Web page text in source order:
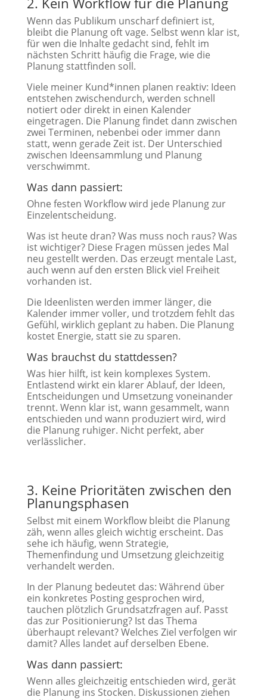
Wenn das Publikum unscharf definiert ist,
bleibt die Planung oft vage. Selbst wenn klar ist,
für wen die Inhalte gedacht sind, fehlt im
nächsten Schritt häufig die Frage, wie die
Planung stattfinden soll.
Viele meiner Kund*innen planen reaktiv: Ideen
entstehen zwischendurch, werden schnell
notiert oder direkt in einen Kalender
eingetragen. Die Planung findet dann zwischen
zwei Terminen, nebenbei oder immer dann
statt, wenn gerade Zeit ist. Der Unterschied
zwischen Ideensammlung und Planung
verschwimmt.
Was dann passiert:
Ohne festen Workflow wird jede Planung zur
Einzelentscheidung.
Was ist heute dran? Was muss noch raus? Was
ist wichtiger? Diese Fragen müssen jedes Mal
neu gestellt werden. Das erzeugt mentale Last,
auch wenn auf den ersten Blick viel Freiheit
vorhanden ist.
Die Ideenlisten werden immer länger, die
Kalender immer voller, und trotzdem fehlt das
Gefühl, wirklich geplant zu haben. Die Planung
kostet Energie, statt sie zu sparen.
Was brauchst du stattdessen?
Was hier hilft, ist kein komplexes System.
Entlastend wirkt ein klarer Ablauf, der Ideen,
Entscheidungen und Umsetzung voneinander
trennt. Wenn klar ist, wann gesammelt, wann
entschieden und wann produziert wird, wird
die Planung ruhiger. Nicht perfekt, aber
verlässlicher.
3. Keine Prioritäten zwischen den
Planungsphasen
Selbst mit einem Workflow bleibt die Planung
zäh, wenn alles gleich wichtig erscheint. Das
sehe ich häufig, wenn Strategie,
Themenfindung und Umsetzung gleichzeitig
verhandelt werden.
In der Planung bedeutet das: Während über
ein konkretes Posting gesprochen wird,
tauchen plötzlich Grundsatzfragen auf. Passt
das zur Positionierung? Ist das Thema
überhaupt relevant? Welches Ziel verfolgen wir
damit? Alles landet auf derselben Ebene.
Was dann passiert:
Wenn alles gleichzeitig entschieden wird, gerät
die Planung ins Stocken. Diskussionen ziehen